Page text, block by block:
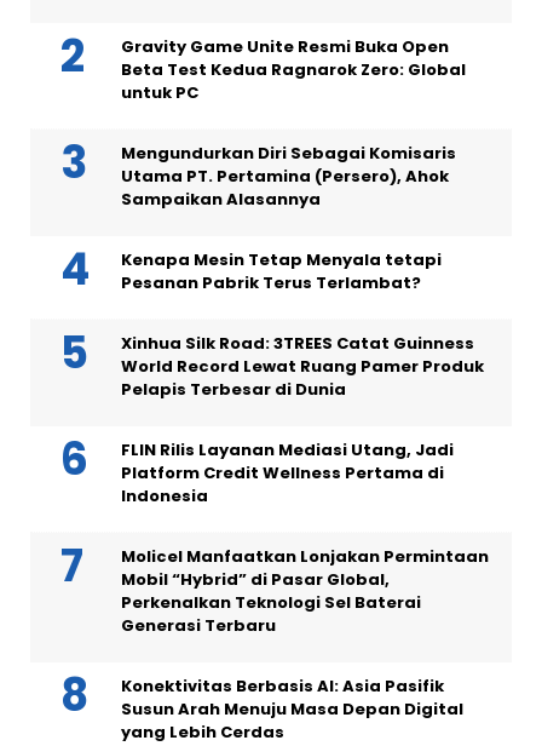
Gravity Game Unite Resmi Buka Open
Beta Test Kedua Ragnarok Zero: Global
untuk PC
Mengundurkan Diri Sebagai Komisaris
Utama PT. Pertamina (Persero), Ahok
Sampaikan Alasannya
Kenapa Mesin Tetap Menyala tetapi
Pesanan Pabrik Terus Terlambat?
Xinhua Silk Road: 3TREES Catat Guinness
World Record Lewat Ruang Pamer Produk
Pelapis Terbesar di Dunia
FLIN Rilis Layanan Mediasi Utang, Jadi
Platform Credit Wellness Pertama di
Indonesia
Molicel Manfaatkan Lonjakan Permintaan
Mobil “Hybrid” di Pasar Global,
Perkenalkan Teknologi Sel Baterai
Generasi Terbaru
Konektivitas Berbasis AI: Asia Pasifik
Susun Arah Menuju Masa Depan Digital
yang Lebih Cerdas